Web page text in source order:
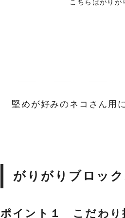
こちらはがりが
堅めが好みのネコさん用
がりがりブロッ
ポイント１ こだわり